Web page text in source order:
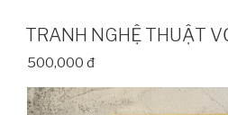
TRANH NGHỆ THUẬT
500,000 đ